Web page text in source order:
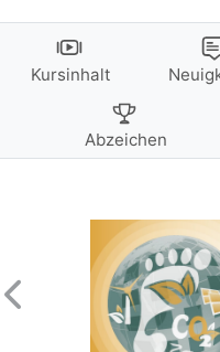
Kursinhalt
Abzeichen